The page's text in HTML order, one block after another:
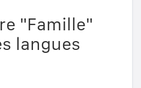
"Famille"
langues